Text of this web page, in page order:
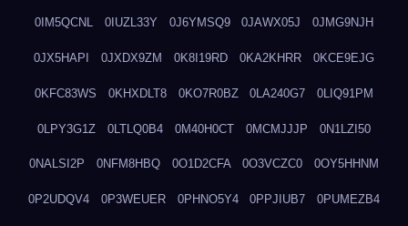
0IM5QCNL 0IUZL33Y 0J6YMSQ9 0JAWX05J 0JMG9NJH
0JX5HAPI 0JXDX9ZM 0K8I19RD 0KA2KHRR 0KCE9EJG
0KFC83WS 0KHXDLT8 0KO7R0BZ 0LA240G7 0LIQ91PM
0LPY3G1Z 0LTLQ0B4 0M40H0CT 0MCMJJJP 0N1LZI50
0NALSI2P 0NFM8HBQ 0O1D2CFA 0O3VCZC0 0OY5HHNM
0P2UDQV4 0P3WEUER 0PHNO5Y4 0PPJIUB7 0PUMEZB4